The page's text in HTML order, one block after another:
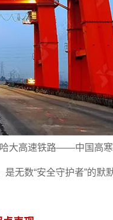
大高速铁路——中国高
无数“安全守护者”的默